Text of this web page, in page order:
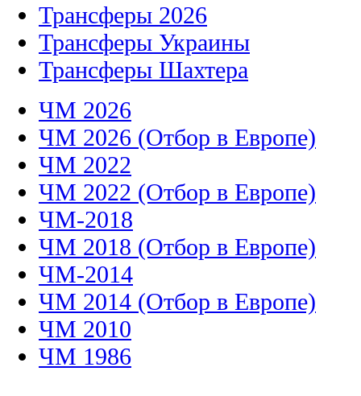
Трансферы 2026
Трансферы Украины
Трансферы Шахтера
ЧМ 2026
ЧМ 2026 (Отбор в Европе)
ЧМ 2022
ЧМ 2022 (Отбор в Европе)
ЧМ-2018
ЧМ 2018 (Отбор в Европе)
ЧМ-2014
ЧМ 2014 (Отбор в Европе)
ЧМ 2010
ЧМ 1986